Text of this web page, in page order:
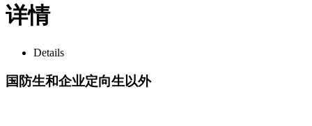
详情
Details
国防生和企业定向生以外